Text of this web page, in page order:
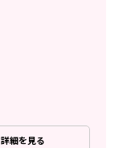
詳細を見る